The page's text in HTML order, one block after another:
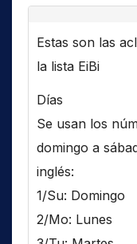
Estas son las
la lista EiBi
Días
Se usan los
domingo a
inglés:
1/Su: Domingo
2/Mo: Lunes